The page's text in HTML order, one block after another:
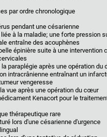
par ordre chronologique
pendant une césarienne
à la maladie; une forte pression
entraîne des acouphènes
épinière suite à une intervention
paraplégie après une opération du
intracrânienne entraînant un
vengeresse
vue après une opération du cœur
Kenacort pour le
thérapeutique rare
lors d'une césarienne d'urgence